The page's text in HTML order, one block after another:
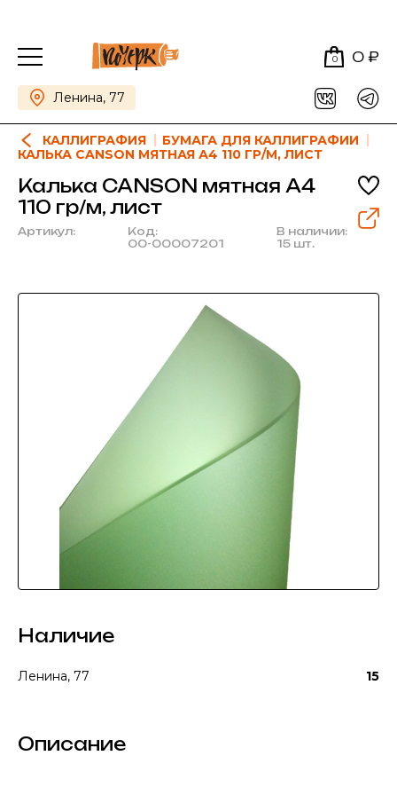
0 0 ₽
Ленина, 77
КАЛЛИГРАФИЯ
БУМАГА ДЛЯ КАЛЛИГРАФИИ
КАЛЬКА CANSON МЯТНАЯ А4 110 ГР/М, ЛИСТ
Калька CANSON мятная А4
110 гр/м, лист
Артикул:
Код:
00-00007201
В наличии:
15 шт.
Наличие
Ленина, 77 15
Описание